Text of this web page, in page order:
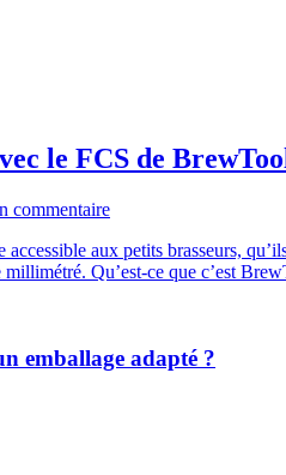
le FCS de
commentaire
aux petits brasseurs,
Qu’est-ce que c’est
emballage adapté ?